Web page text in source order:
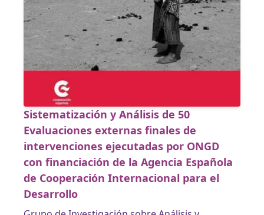
Sistematización y Análisis de 50
Evaluaciones externas finales de
intervenciones ejecutadas por ONGD
con financiación de la Agencia Española
de Cooperación Internacional para el
Desarrollo